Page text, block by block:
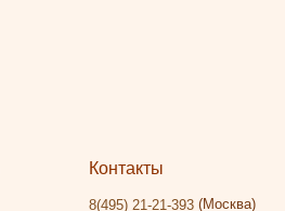
Контакты
8(495) 21-21-393(Москва)